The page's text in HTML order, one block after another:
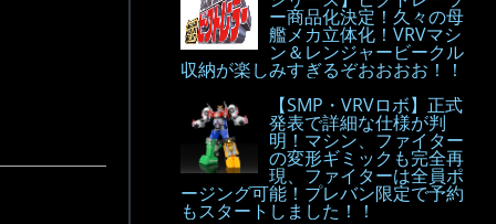
ー商品化決定！久々の母
艦メカ立体化！VRVマシ
ン＆レンジャービークル
収納が楽しみすぎるぞおおおお！！
【SMP・VRVロボ】正式
発表で詳細な仕様が判
明！マシン、ファイター
の変形ギミックも完全再
現、ファイターは全員ポ
ージング可能！プレバン限定で予約
もスタートしました！！